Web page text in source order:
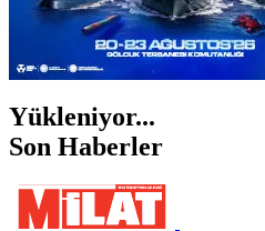
Yükleniyor...
Son Haberler